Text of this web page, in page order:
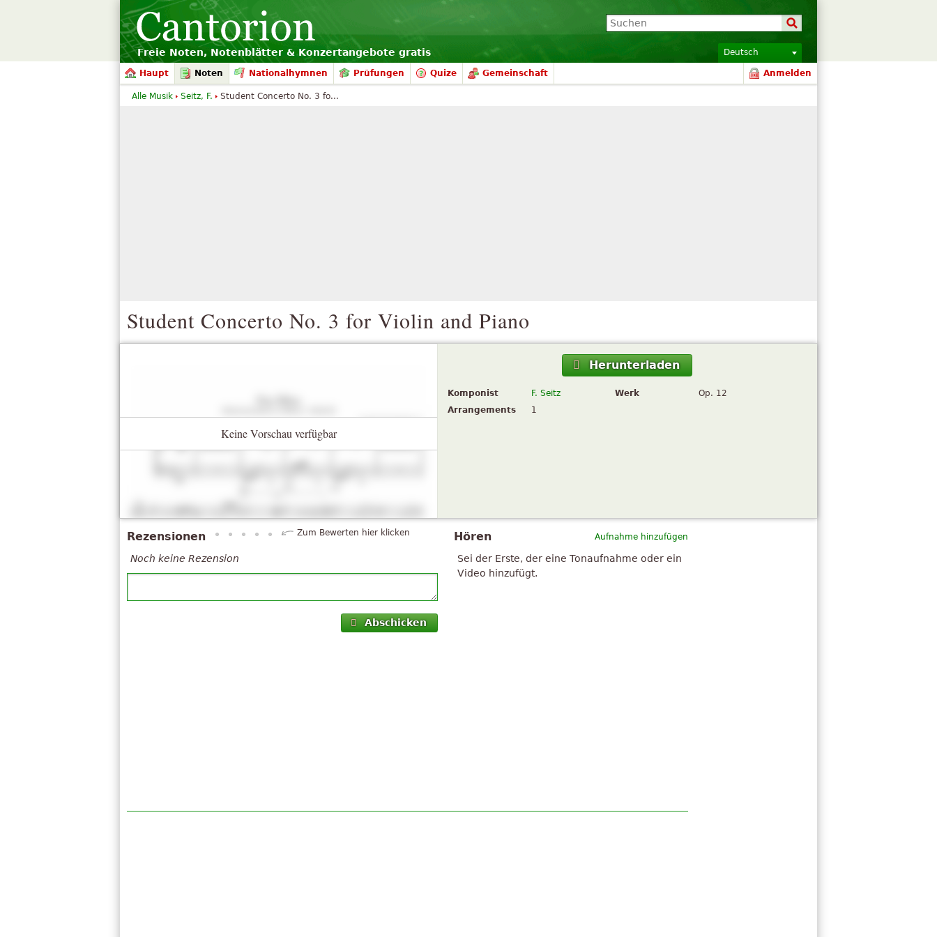
Freie Noten, Notenblätter & Konzertangebote gratis Deutsch
Haupt Noten Nationalhymnen Prüfungen Quize Gemeinschaft Anmelden
Student Concerto No. 3 for Violin and Piano
Keine Vorschau verfügbar
Herunterladen
Komponist F. Seitz Werk
Op. 12
Arrangements
1
Aufnahme hinzufügen
Hören
Sei der Erste, der eine Tonaufnahme oder ein
Video hinzufügt.
Rezensionen Zum Bewerten hier klicken
Noch keine Rezension
Abschicken
Alle Musik Seitz, F. Student Concerto No. 3 fo...